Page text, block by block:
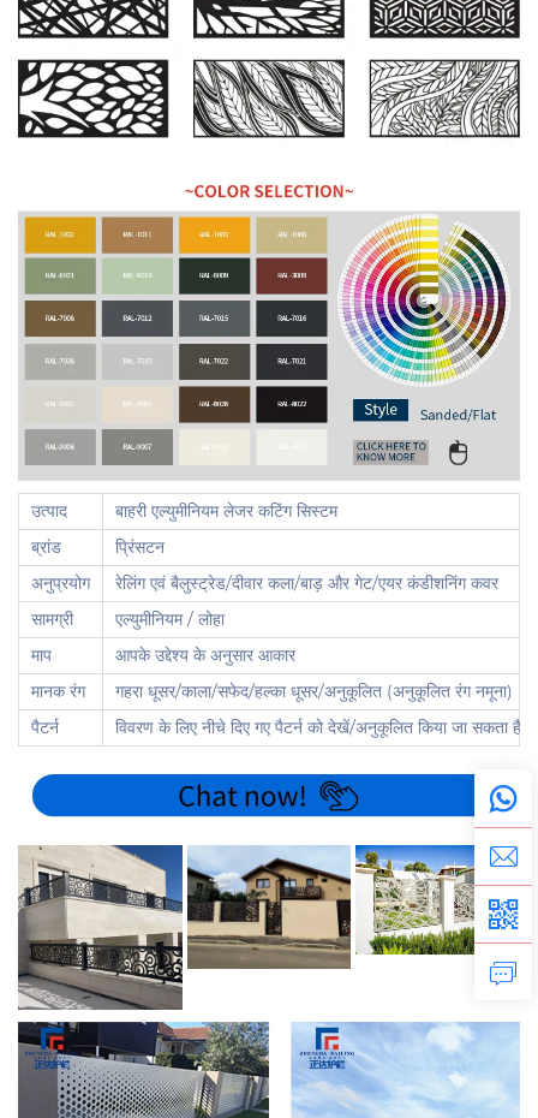
उत्पाद
बाहरी एल्युमीनियम लेजर कटिंग सिस्टम
ब्रांड
प्रिंसटन
अनुप्रयोग
रेलिंग एवं बैलुस्ट्रेड/दीवार कला/बाड़ और गेट/एयर कंडीशनिंग कवर
सामग्री
एल्युमीनियम / लोहा
माप
आपके उद्देश्य के अनुसार आकार
मानक रंग
गहरा धूसर/काला/सफेद/हल्का धूसर/अनुकूलित (अनुकूलित रंग नमूना)
पैटर्न
विवरण के लिए नीचे दिए गए पैटर्न को देखें/अनुकूलित किया जा सकता है